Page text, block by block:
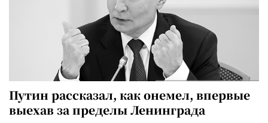
Путин рассказал, как онемел, впервые
выехав за пределы Ленинграда